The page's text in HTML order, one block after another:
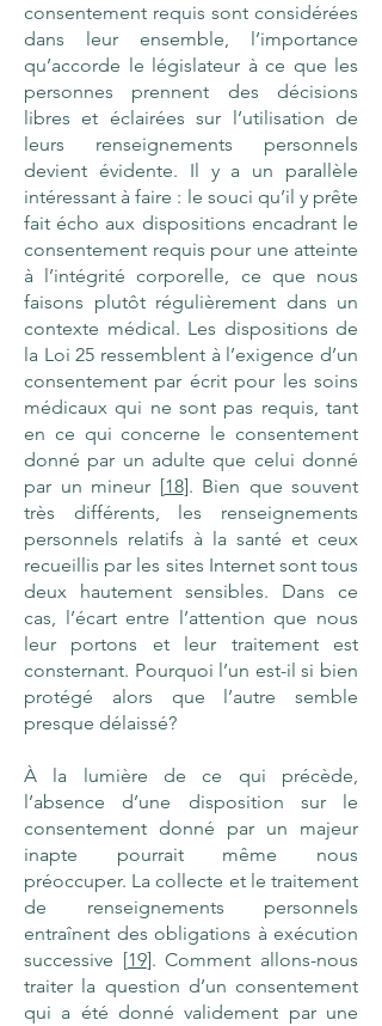
consentement requis sont considérées
dans leur ensemble, l’importance
qu’accorde le législateur à ce que les
personnes prennent des décisions
libres et éclairées sur l’utilisation de
leurs renseignements personnels
devient évidente. Il y a un parallèle
intéressant à faire : le souci qu’il y prête
fait écho aux dispositions encadrant le
consentement requis pour une atteinte
à l’intégrité corporelle, ce que nous
faisons plutôt régulièrement dans un
contexte médical. Les dispositions de
la Loi 25 ressemblent à l’exigence d’un
consentement par écrit pour les soins
médicaux qui ne sont pas requis, tant
en ce qui concerne le consentement
donné par un adulte que celui donné
par un mineur [18]. Bien que souvent
très différents, les renseignements
personnels relatifs à la santé et ceux
recueillis par les sites Internet sont tous
deux hautement sensibles. Dans ce
cas, l’écart entre l’attention que nous
leur portons et leur traitement est
consternant. Pourquoi l’un est-il si bien
protégé alors que l’autre semble
presque délaissé?
À la lumière de ce qui précède,
l’absence d’une disposition sur le
consentement donné par un majeur
inapte pourrait même nous
préoccuper. La collecte et le traitement
de renseignements personnels
entraînent des obligations à exécution
successive [19]. Comment allons-nous
traiter la question d’un consentement
qui a été donné validement par une